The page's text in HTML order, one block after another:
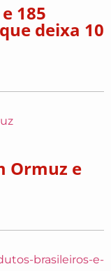
185
deixa 10
Ormuz e